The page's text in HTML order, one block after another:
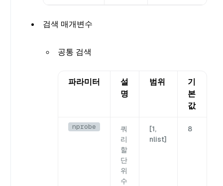
검색 매개변수
공통 검색
파라미터
설
명
범위
기
본
값
nprobe
쿼
리
할
단
위
수
[1,
nlist]
8